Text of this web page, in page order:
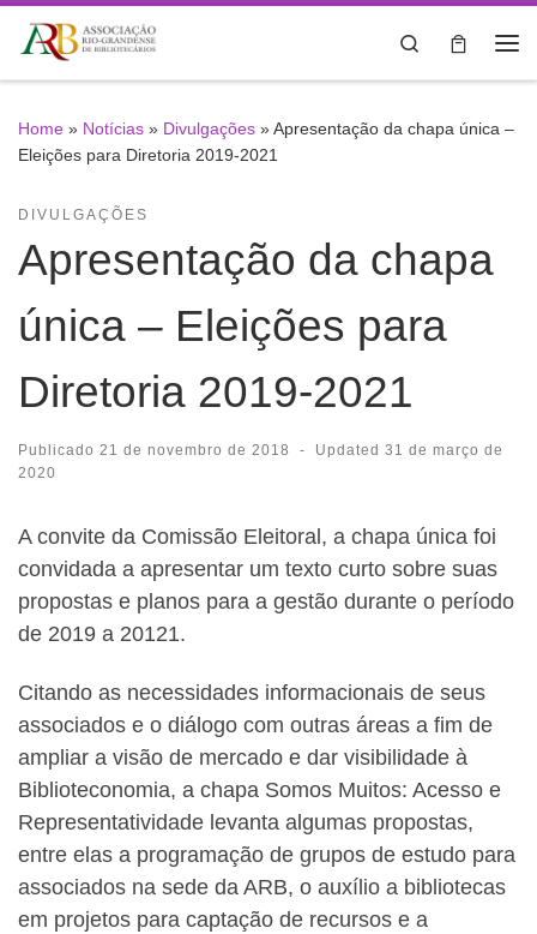
Skip to content
Search
Home » Notícias » Divulgações »Apresentação da chapa única –
Eleições para Diretoria 2019-2021
DIVULGAÇÕES
Apresentação da chapa
única – Eleições para
Diretoria 2019-2021
Publicado 21 de novembro de 2018 - Updated 31 de março de
2020
A convite da Comissão Eleitoral, a chapa única foi
convidada a apresentar um texto curto sobre suas
propostas e planos para a gestão durante o período
de 2019 a 20121.
Citando as necessidades informacionais de seus
associados e o diálogo com outras áreas a fim de
ampliar a visão de mercado e dar visibilidade à
Biblioteconomia, a chapa Somos Muitos: Acesso e
Representatividade levanta algumas propostas,
entre elas a programação de grupos de estudo para
associados na sede da ARB, o auxílio a bibliotecas
em projetos para captação de recursos e a